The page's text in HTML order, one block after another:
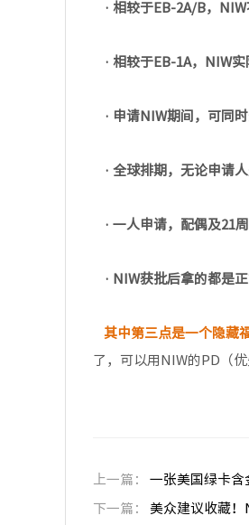
· 相较于EB-2A/B，
· 相较于EB-1A，NIW实
· 申请NIW期间，可同时
· 全球排期，无论申请人
· 一人申请，配偶及21
· NIW获批后拿的都是
其中第三点是一个隐藏
了，可以用NIW的PD（
上一篇： 一张美国绿卡含
下一篇： 美众建议收藏！